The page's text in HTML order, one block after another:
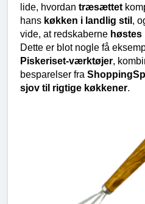
lide, hvordan træsættet
hans køkken i landlig stil ,
vide, at redskaberne
Dette er blot nogle få
Piskeriset-værktøjer,
besparelser fra
sjov til rigtige køkkener.